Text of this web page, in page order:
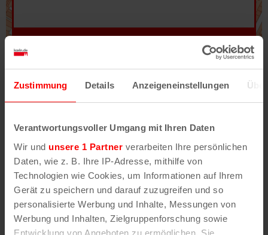
Zustimmung Details Anzeigeneinstellungen
Verantwortungsvoller Umgang mit Ihren Daten
Wir und unsere 1 Partner verarbeiten Ihre persönlichen
Daten, wie z. B. Ihre IP-Adresse, mithilfe von
Technologien wie Cookies, um Informationen auf Ihrem
Gerät zu speichern und darauf zuzugreifen und so
personalisierte Werbung und Inhalte, Messungen von
Werbung und Inhalten, Zielgruppenforschung sowie
Entwicklung von Angeboten zu ermöglichen. Sie
Fehler/Problem melden
Darstellung des RVR-Kartenwerks
Stadtplanwerk
erhältst Du unsere koeln.de-Karte mit vielen
weiteren Details wie z.B. Hausnummern.
Unser Stadtplan basiert auf Daten des
OpenStreetMap
-Projekts (
© OpenStreetMap
Mitwirkende
) und von OpenCycleMap.org